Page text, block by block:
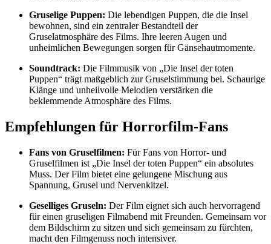
Gruselige Puppen: Die lebendigen Puppen, die die Insel
bewohnen, sind ein zentraler Bestandteil der
Gruselatmosphäre des Films. Ihre leeren Augen und
unheimlichen Bewegungen sorgen für Gänsehautmomente.
Soundtrack: Die Filmmusik von „Die Insel der toten
Puppen“ trägt maßgeblich zur Gruselstimmung bei. Schaurige
Klänge und unheilvolle Melodien verstärken die
beklemmende Atmosphäre des Films.
Empfehlungen für Horrorfilm-Fans
Fans von Gruselfilmen: Für Fans von Horror- und
Gruselfilmen ist „Die Insel der toten Puppen“ ein absolutes
Muss. Der Film bietet eine gelungene Mischung aus
Spannung, Grusel und Nervenkitzel.
Geselliges Gruseln: Der Film eignet sich auch hervorragend
für einen gruseligen Filmabend mit Freunden. Gemeinsam vor
dem Bildschirm zu sitzen und sich gemeinsam zu fürchten,
macht den Filmgenuss noch intensiver.